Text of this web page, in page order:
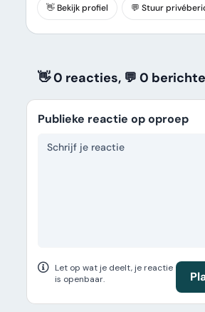
👋 Bekijk profiel 💬 Stuur
👋 0 reacties, 💬 0
Publieke reactie op oproep
Let op wat je deelt, je reactie
is openbaar.